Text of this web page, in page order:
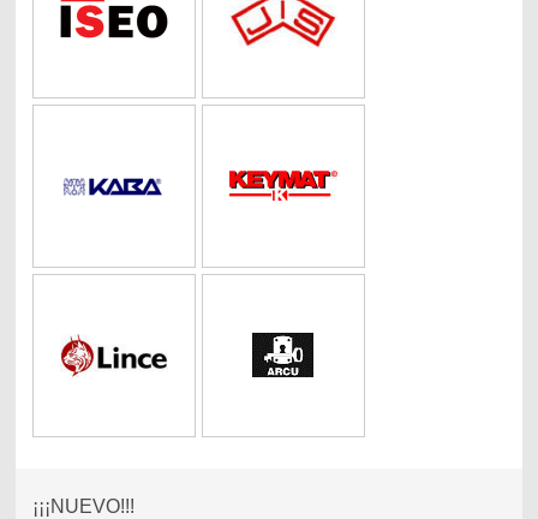
¡¡¡NUEVO!!!